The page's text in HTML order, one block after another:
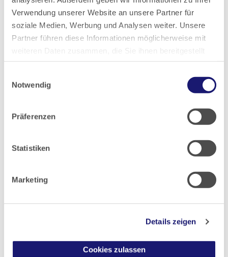
Verwendung unserer Website an unsere Partner für
soziale Medien, Werbung und Analysen weiter. Unsere
Partner führen diese Informationen möglicherweise mit
weiteren Daten zusammen, die Sie ihnen bereitgestellt
haben oder die sie im Rahmen Ihrer Nutzung der Dienste
Notwendig
Präferenzen
Statistiken
Marketing
Details zeigen
Cookies zulassen
2023
2021
2020
2019
2017